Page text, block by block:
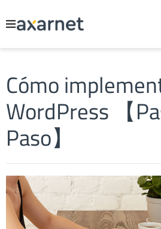
Cómo
WordPress 【
Paso】